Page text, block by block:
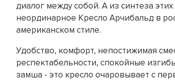
диалог между собой. А из синтеза
неординарное Кресло Арчибальд в
американском стиле.
Удобство, комфорт, непостижимая
респектабельности, спокойные
замша - это кресло очаровывает с